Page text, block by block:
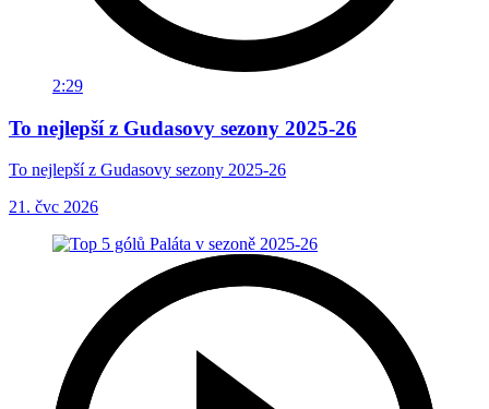
2:29
To nejlepší z Gudasovy sezony 2025-26
To nejlepší z Gudasovy sezony 2025-26
21. čvc 2026